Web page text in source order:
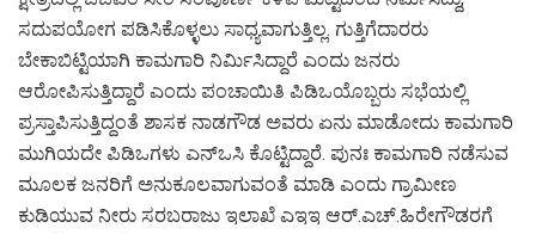
ಸದುಪಯೋಗ ಪಡಿಸಿಕೊಳ್ಳಲು ಸಾಧ್ಯವಾಗುತ್ತಿಲ್ಲ. ಗುತ್ತಿಗೆದಾರರು
ಬೇಕಾಬಿಟ್ಟಿಯಾಗಿ ಕಾಮಗಾರಿ ನಿರ್ಮಿಸಿದ್ದಾರೆ ಎಂದು ಜನರು
ಆರೋಪಿಸುತ್ತಿದ್ದಾರೆ ಎಂದು ಪಂಚಾಯಿತಿ ಪಿಡಿಒಯೊಬ್ಬರು ಸಭೆಯಲ್ಲಿ
ಪ್ರಸ್ತಾಪಿಸುತ್ತಿದ್ದಂತೆ ಶಾಸಕ ನಾಡಗೌಡ ಅವರು ಏನು ಮಾಡೋದು ಕಾಮಗಾರಿ
ಮುಗಿಯದೇ ಪಿಡಿಒಗಳು ಎನ್‌ಒಸಿ ಕೊಟ್ಟಿದ್ದಾರೆ. ಪುನಃ ಕಾಮಗಾರಿ ನಡೆಸುವ
ಮೂಲಕ ಜನರಿಗೆ ಅನುಕೂಲವಾಗುವಂತೆ ಮಾಡಿ ಎಂದು ಗ್ರಾಮೀಣ
ಕುಡಿಯುವ ನೀರು ಸರಬರಾಜು ಇಲಾಖೆ ಎಇಇ ಆರ್.ಎಚ್.ಹಿರೇಗೌಡರಗೆ